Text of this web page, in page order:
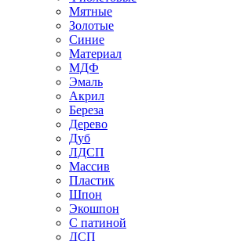
Мятные
Золотые
Синие
Материал
МДФ
Эмаль
Акрил
Береза
Дерево
Дуб
ЛДСП
Массив
Пластик
Шпон
Экошпон
С патиной
ДСП